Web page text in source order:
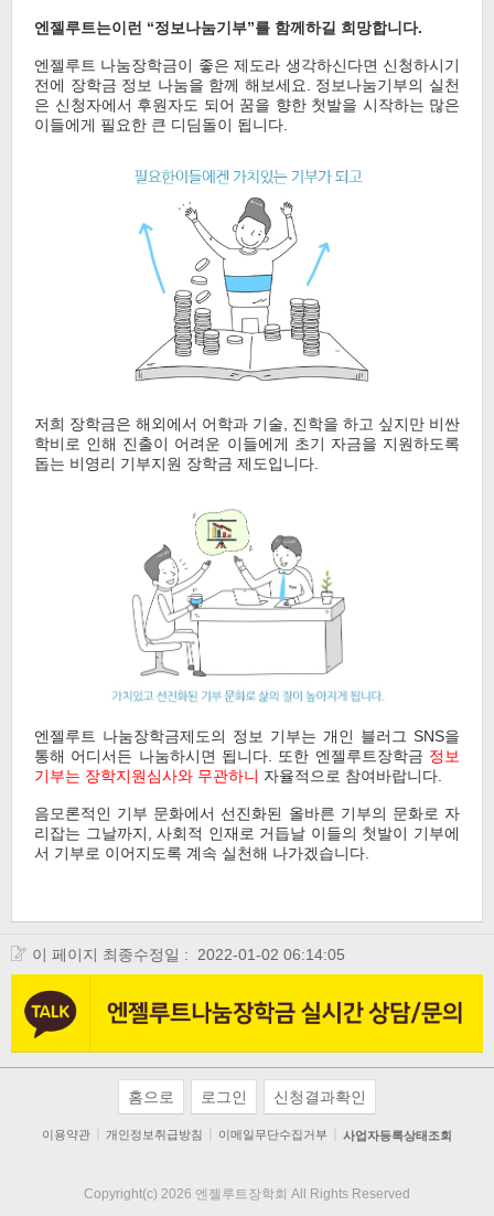
엔젤루트는이런 “정보나눔기부”를 함께하길 희망합니다.
엔젤루트 나눔장학금이 좋은 제도라 생각하신다면 신청하시기
전에 장학금 정보 나눔을 함께 해보세요. 정보나눔기부의 실천
은 신청자에서 후원자도 되어 꿈을 향한 첫발을 시작하는 많은
이들에게 필요한 큰 디딤돌이 됩니다.
저희 장학금은 해외에서 어학과 기술, 진학을 하고 싶지만 비싼
학비로 인해 진출이 어려운 이들에게 초기 자금을 지원하도록
돕는 비영리 기부지원 장학금 제도입니다.
엔젤루트 나눔장학금제도의 정보 기부는 개인 블러그 SNS을
통해 어디서든 나눔하시면 됩니다. 또한 엔젤루트장학금 정보
기부는 장학지원심사와 무관하니 자율적으로 참여바랍니다.
음모론적인 기부 문화에서 선진화된 올바른 기부의 문화로 자
리잡는 그날까지, 사회적 인재로 거듭날 이들의 첫발이 기부에
서 기부로 이어지도록 계속 실천해 나가겠습니다.
이 페이지 최종수정일 : 2022-01-02 06:14:05
홈으로 로그인 신청결과확인
이용약관 개인정보취급방침 이메일무단수집거부 사업자등록상태조회
Copyright(c) 2026 엔젤루트장학회 All Rights Reserved